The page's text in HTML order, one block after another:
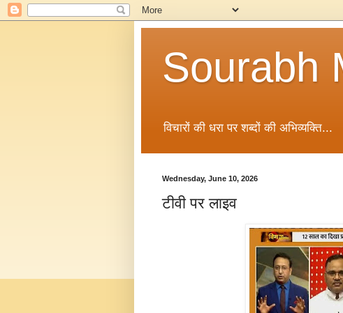
Sourabh
विचारों की धरा पर शब्दों की अभिव्यक्ति...
Wednesday, June 10, 2026
टीवी पर लाइव